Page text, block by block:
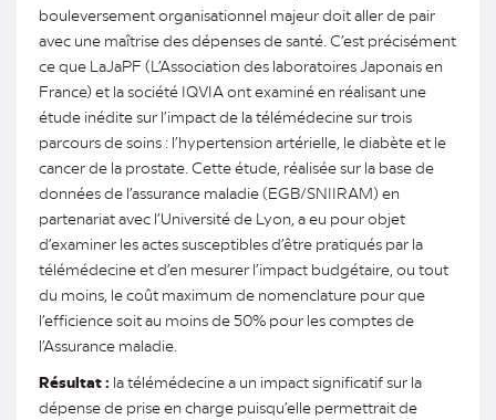
bouleversement organisationnel majeur doit aller de pair
avec une maîtrise des dépenses de santé. C’est précisément
ce que LaJaPF (L’Association des laboratoires Japonais en
France) et la société IQVIA ont examiné en réalisant une
étude inédite sur l’impact de la télémédecine sur trois
parcours de soins : l’hypertension artérielle, le diabète et le
cancer de la prostate. Cette étude, réalisée sur la base de
données de l’assurance maladie (EGB/SNIIRAM) en
partenariat avec l’Université de Lyon, a eu pour objet
d’examiner les actes susceptibles d’être pratiqués par la
télémédecine et d’en mesurer l’impact budgétaire, ou tout
du moins, le coût maximum de nomenclature pour que
l’efficience soit au moins de 50% pour les comptes de
l’Assurance maladie.
Résultat: la télémédecine a un impact significatif sur la
dépense de prise en charge puisqu’elle permettrait de